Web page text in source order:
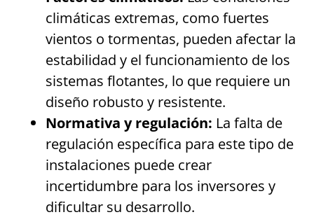
climáticas extremas, como fuertes
vientos o tormentas, pueden afectar la
estabilidad y el funcionamiento de los
sistemas flotantes, lo que requiere un
diseño robusto y resistente.
Normativa y regulación: La falta de
regulación específica para este tipo de
instalaciones puede crear
incertidumbre para los inversores y
dificultar su desarrollo.